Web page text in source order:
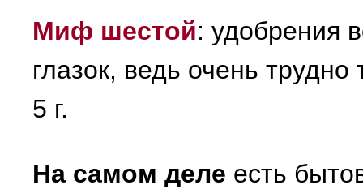
Миф шестой: удобрения
глазок, ведь очень
5 г.
На самом деле есть